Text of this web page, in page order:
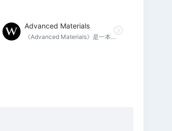
Advanced Materials
《Advanced Materials》是一本著名的材料科学杂志，在材料化学领域享有盛誉，完全经过同行评审的高质量研究